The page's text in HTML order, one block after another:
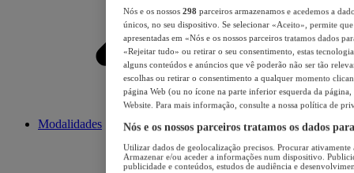
Modalidades
Nós e os nossos 298 parceiros armazenamos e acedemos a
únicos, no seu dispositivo. Se selecionar «Aceito», permite
apresentadas em «Nós e os nossos parceiros tratamos dados
«Rejeitar tudo» ou retirar o seu consentimento, estas
alguns conteúdos e anúncios que vê poderão não ser tão
escolhas ou retirar o consentimento a qualquer momento
página Web (ou no ícone na parte inferior esquerda da página,
Website. Para mais informação, consulte a nossa política de
Nós e os nossos parceiros tratamos os dados
Utilizar dados de geolocalização precisos. Procurar
Armazenar e/ou aceder a informações num dispositivo.
publicidade e conteúdos, estudos de audiência e